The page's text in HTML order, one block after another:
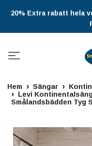
20% Extra rabatt hela
Hem Sängar
Levi
Smålandsbädden Tyg